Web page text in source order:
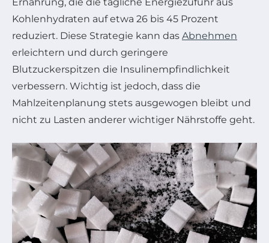
Kohlenhydraten auf etwa 26 bis 45 Prozent
reduziert. Diese Strategie kann das Abnehmen
erleichtern und durch geringere
Blutzuckerspitzen die Insulinempfindlichkeit
verbessern. Wichtig ist jedoch, dass die
Mahlzeitenplanung stets ausgewogen bleibt und
nicht zu Lasten anderer wichtiger Nährstoffe geht.